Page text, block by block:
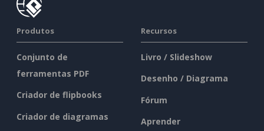
Produtos
Conjunto de
ferramentas PDF
Criador de flipbooks
Criador de diagramas
Recursos
Livro / Slideshow
Desenho / Diagrama
Fórum
Aprender